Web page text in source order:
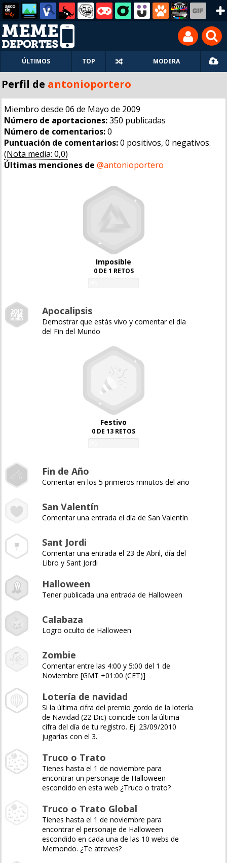
ÚLTIMOS TOP MODERA
Perfil de antonioportero
Miembro desde 06 de Mayo de 2009
Número de aportaciones:350 publicadas
Número de comentarios:0
Puntuación de comentarios:0 positivos, 0 negativos.
(Nota media: 0,0)
Últimas menciones de @antonioportero
Imposible
0 DE 1 RETOS
Apocalipsis
Demostrar que estás vivo y comentar el día
del Fin del Mundo
Festivo
0 DE 13 RETOS
Fin de Año
Comentar en los 5 primeros minutos del año
San Valentín
Comentar una entrada el día de San Valentín
Sant Jordi
Comentar una entrada el 23 de Abril, día del
Libro y Sant Jordi
Halloween
Tener publicada una entrada de Halloween
Calabaza
Logro oculto de Halloween
Zombie
Comentar entre las 4:00 y 5:00 del 1 de
Noviembre [GMT +01:00 (CET)]
Lotería de navidad
Si la última cifra del premio gordo de la lotería
de Navidad (22 Dic) coincide con la última
cifra del día de tu registro. Ej: 23/09/2010
jugarías con el 3.
Truco o Trato
Tienes hasta el 1 de noviembre para
encontrar un personaje de Halloween
escondido en esta web ¿Truco o trato?
Truco o Trato Global
Tienes hasta el 1 de noviembre para
encontrar el personaje de Halloween
escondido en cada una de las 10 webs de
Memondo. ¿Te atreves?